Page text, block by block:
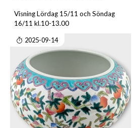
Visning Lördag 15/11 och Söndag
16/11 kl.10-13.00
2025-09-14